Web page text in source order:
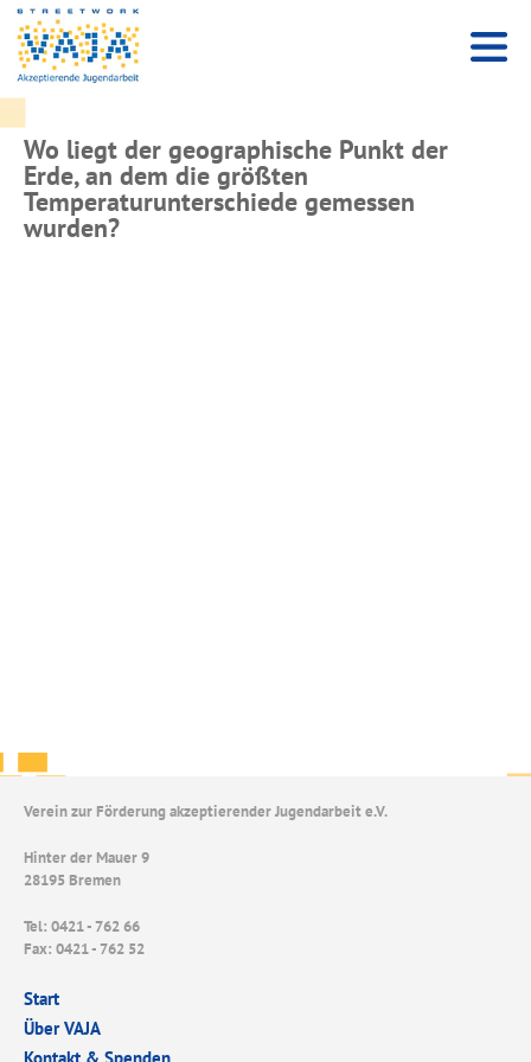
Wo liegt der geographische Punkt der
Erde, an dem die größten
Temperaturunterschiede gemessen
wurden?
Verein zur Förderung akzeptierender Jugendarbeit e.V.
Hinter der Mauer 9
28195 Bremen
Tel: 0421 - 762 66
Fax: 0421 - 762 52
Start
Über VAJA